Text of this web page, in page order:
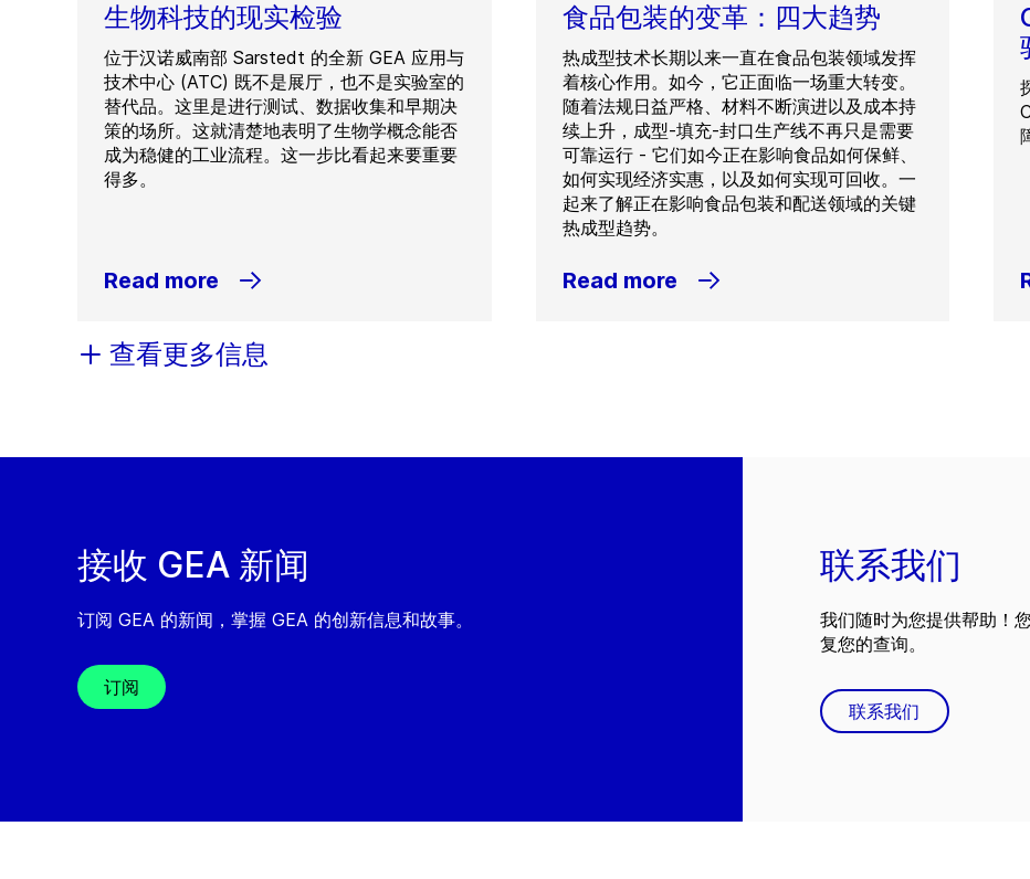
生物科技的现实检验
位于汉诺威南部 Sarstedt 的全新 GEA 应用与
技术中心 (ATC) 既不是展厅，也不是实验室的
替代品。这里是进行测试、数据收集和早期决
策的场所。这就清楚地表明了生物学概念能否
成为稳健的工业流程。这一步比看起来要重要
得多。
Read more
食品包装的变革：四大趋势
热成型技术长期以来一直在食品包装领域发挥
着核心作用。如今，它正面临一场重大转变。
随着法规日益严格、材料不断演进以及成本持
续上升，成型-填充-封口生产线不再只是需要
可靠运行 - 它们如今正在影响食品如何保鲜、
如何实现经济实惠，以及如何实现可回收。一
起来了解正在影响食品包装和配送领域的关键
热成型趋势。
Read more
查看更多信息
接收 GEA 新闻
订阅 GEA 的新闻，掌握 GEA 的创新信息和故事。
订阅
联系我们
我们随时为您提供帮助！
复您的查询。
联系我们